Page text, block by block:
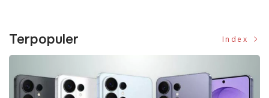
Terpopuler Index